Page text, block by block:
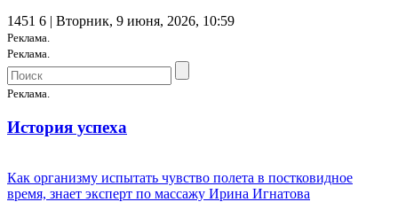
1451 6 | Вторник, 9 июня, 2026, 10:59
Реклама.
Реклама.
Реклама.
История успеха
Как организму испытать чувство полета в постковидное
время, знает эксперт по массажу Ирина Игнатова